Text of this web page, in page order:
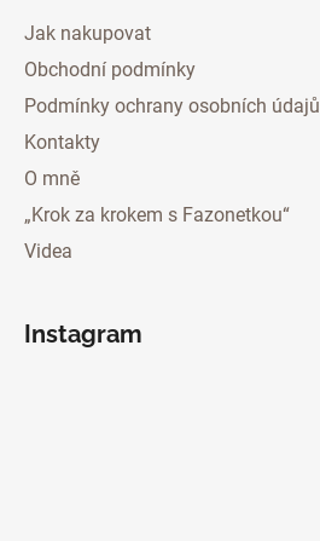
Jak nakupovat
Obchodní podmínky
Podmínky ochrany osobních údajů
Kontakty
O mně
„Krok za krokem s Fazonetkou“
Videa
Instagram